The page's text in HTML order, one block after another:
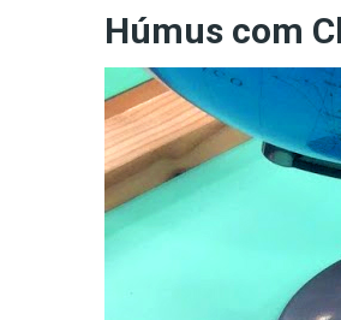
Húmus com